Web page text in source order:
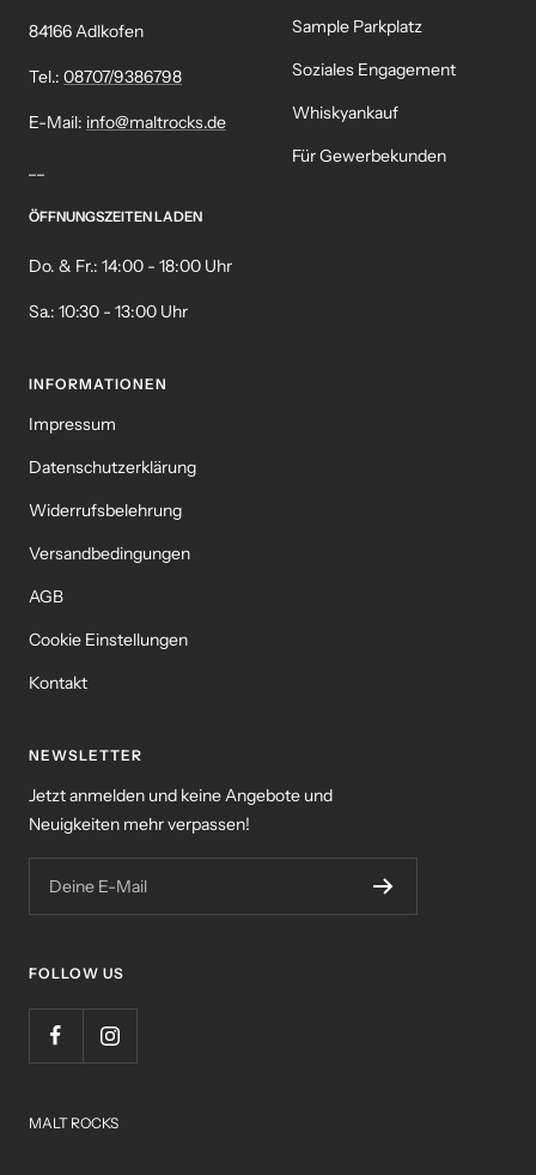
84166 Adlkofen
Tel.: 08707/9386798
E-Mail: info@maltrocks.de
ÖFFNUNGSZEITEN LADEN
Do. & Fr.: 14:00 - 18:00 Uhr
Sa.: 10:30 - 13:00 Uhr
Sample Parkplatz
Soziales Engagement
Whiskyankauf
Für Gewerbekunden
INFORMATIONEN
Impressum
Datenschutzerklärung
Widerrufsbelehrung
Versandbedingungen
AGB
Cookie Einstellungen
Kontakt
NEWSLETTER
Jetzt anmelden und keine Angebote und
Neuigkeiten mehr verpassen!
Deine E-Mail
FOLLOW US
MALT ROCKS